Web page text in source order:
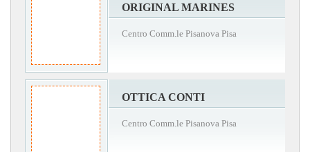
ORIGINAL MARINES
Centro Comm.le Pisanova Pisa
OTTICA CONTI
Centro Comm.le Pisanova Pisa